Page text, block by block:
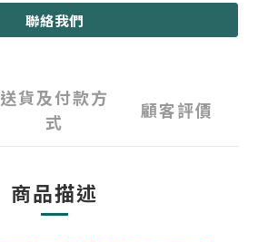
聯絡我們
送貨及付款方
式
顧客評價
商品描述